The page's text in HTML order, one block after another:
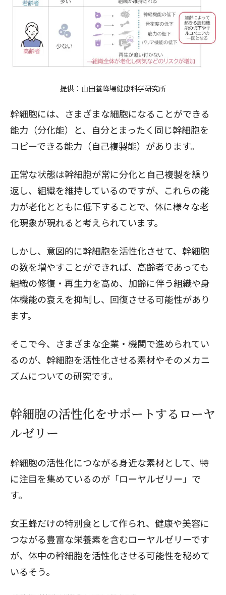
提供： 山田養蜂場健康科学研究所
幹細胞には、さまざまな細胞になることができる
能力（分化能）と、自分とまったく同じ幹細胞を
コピーできる能力（自己複製能）があります。
正常な状態は幹細胞が常に分化と自己複製を繰り
返し、組織を維持しているのですが、これらの能
力が老化とともに低下することで、体に様々な老
化現象が現れると考えられています。
しかし、意図的に幹細胞を活性化させて、幹細胞
の数を増やすことができれば、高齢者であっても
組織の修復・再生力を高め、加齢に伴う組織や身
体機能の衰えを抑制し、回復させる可能性があり
ます。
そこで今、さまざまな企業・機関で進められてい
るのが、幹細胞を活性化させる素材やそのメカニ
ズムについての研究です。
幹細胞の活性化をサポートするローヤ
ルゼリー
幹細胞の活性化につながる身近な素材として、特
に注目を集めているのが「ローヤルゼリー」で
す。
女王蜂だけの特別食として作られ、健康や美容に
つながる豊富な栄養素を含むローヤルゼリーです
が、体中の幹細胞を活性化させる可能性を秘めて
いるそう。